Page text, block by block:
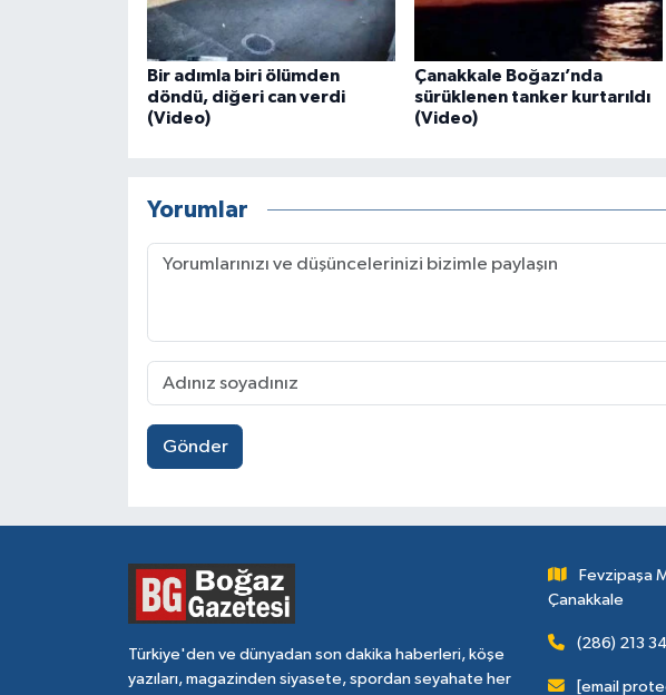
Bir adımla biri ölümden
döndü, diğeri can verdi
(Video)
Çanakkale Boğazı’nda
sürüklenen tanker kurtarıldı
(Video)
Yorumlar
Gönder
Türkiye'den ve dünyadan son dakika haberleri, köşe
yazıları, magazinden siyasete, spordan seyahate her
Fevzipaşa
Çanakkale
(286) 213
[email